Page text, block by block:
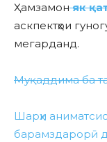
Ҳамзамон як
аскпектҳои
мегарданд.
Муқаддима ба
Шарҳи
барамздарорӣ